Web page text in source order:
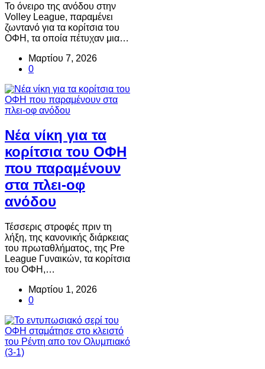
Το όνειρο της ανόδου στην
Volley League, παραμένει
ζωντανό για τα κορίτσια του
ΟΦΗ, τα οποία πέτυχαν μια…
Μαρτίου 7, 2026
0
Νέα νίκη για τα
κορίτσια του ΟΦΗ
που παραμένουν
στα πλει-οφ
ανόδου
Τέσσερις στροφές πριν τη
λήξη, της κανονικής διάρκειας
του πρωταθλήματος, της Pre
League Γυναικών, τα κορίτσια
του ΟΦΗ,…
Μαρτίου 1, 2026
0